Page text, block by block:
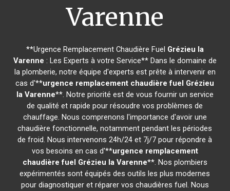
Varenne
**Urgence Remplacement Chaudière Fuel Grézieu la
Varenne : Les Experts à votre Service** Dans le domaine de
la plomberie, notre équipe d'experts est prête à intervenir en
cas d'**urgence remplacement chaudière fuel Grézieu
la Varenne**. Notre priorité est de vous fournir un service
de qualité et rapide pour résoudre vos problèmes de
chauffage. Nous comprenons l'importance d'avoir une
chaudière fonctionnelle, notamment pendant les périodes
de froid. Nous intervenons 24h/24 et 7j/7 pour répondre à
vos besoins en cas d'**urgence remplacement
chaudière fuel Grézieu la Varenne**. Nos plombiers
expérimentés sont équipés des outils les plus modernes
pour diagnostiquer et réparer vos chaudières fuel. Nous